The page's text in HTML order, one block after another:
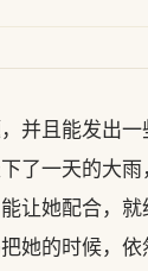
并且能发出
了一天的大
让她配合，
她的时候，